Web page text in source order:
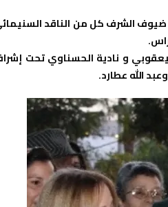
ضيوف الشرف كل من الناقد
و نادية الحسناوي تحت
الله عطارد.